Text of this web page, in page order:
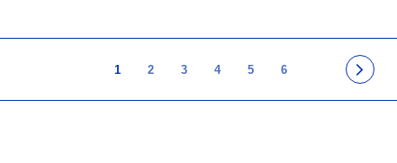
1 2 3 4 5 6